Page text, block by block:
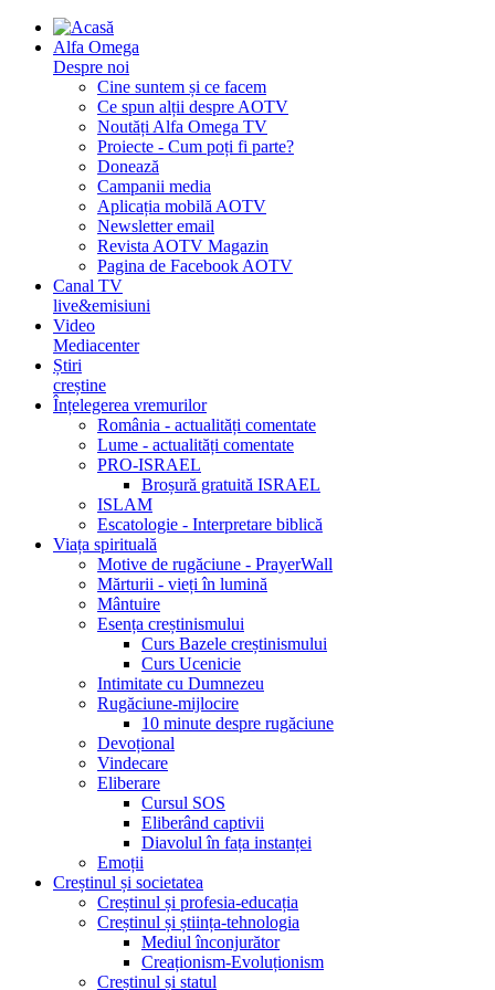
Alfa Omega
Despre noi
Cine suntem și ce facem
Ce spun alții despre AOTV
Noutăți Alfa Omega TV
Proiecte - Cum poți fi parte?
Donează
Campanii media
Aplicația mobilă AOTV
Newsletter email
Revista AOTV Magazin
Pagina de Facebook AOTV
Canal TV
live&emisiuni
Video
Mediacenter
Știri
creștine
Înțelegerea vremurilor
România - actualități comentate
Lume - actualități comentate
PRO-ISRAEL
Broșură gratuită ISRAEL
ISLAM
Escatologie - Interpretare biblică
Viața spirituală
Motive de rugăciune - PrayerWall
Mărturii - vieți în lumină
Mântuire
Esența creștinismului
Curs Bazele creștinismului
Curs Ucenicie
Intimitate cu Dumnezeu
Rugăciune-mijlocire
10 minute despre rugăciune
Devoțional
Vindecare
Eliberare
Cursul SOS
Eliberând captivii
Diavolul în fața instanței
Emoții
Creștinul și societatea
Creștinul și profesia-educația
Creștinul și știința-tehnologia
Mediul înconjurător
Creaționism-Evoluționism
Creștinul și statul